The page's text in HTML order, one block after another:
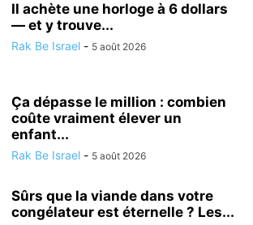
Il achète une horloge à 6 dollars
— et y trouve...
Rak Be Israel - 5 août 2026
Ça dépasse le million : combien
coûte vraiment élever un
enfant...
Rak Be Israel - 5 août 2026
Sûrs que la viande dans votre
congélateur est éternelle ? Les...